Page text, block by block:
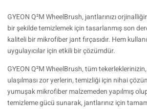
GYEON Q²M WheelBrush, jantlarınızı
bir şekilde temizlemek için tasarlanmış son
kaliteli bir mikrofiber jant fırçasıdır. Hem
uygulayıcılar için etkili bir çözümdür.
GYEON Q²M WheelBrush, tüm
ulaşılması zor yerlerin, temizliği için nihai
yumuşak mikrofiber malzemeden yapılmış
temizleme gücü sunarak, jantlarınız için